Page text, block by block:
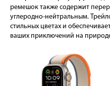
ремешок также содержит
углеродно-нейтральным.
стильных цветах и
ваших приключений на